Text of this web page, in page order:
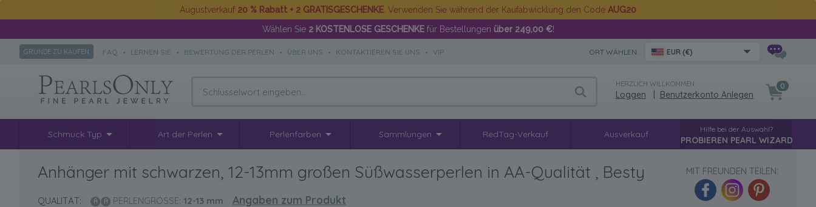
Augustverkauf 20 % Rabatt + 2 GRATISGESCHENKE . Verwenden Sie während der Kaufabwicklung den Code AUG20
Wählen Sie 2 KOSTENLOSE GESCHENKEfür Bestellungen über 249,00 €!
GRÜNDE ZU KAUFEN FAQ • LERNEN SIE • BEWERTUNG DER PERLEN • ÜBER UNS • KONTAKTIEREN SIE UNS • VIP ORT WÄHLEN: EUR (€)
HERZLICH WILLKOMMEN
Loggen Benutzerkonto Anlegen
0
Schmuck Typ Art der Perlen Perlenfarben Sammlungen RedTag-Verkauf Ausverkauf Hilfe bei der Auswahl?
PROBIEREN PEARL WIZARD
Anhänger mit schwarzen, 12-13mm großen Süßwasserperlen in AA-Qualität , Besty
QUALITÄT: PERLENGRÖSSE: 12-13 mm Angaben zum Produkt
MIT FREUNDEN TEILEN: